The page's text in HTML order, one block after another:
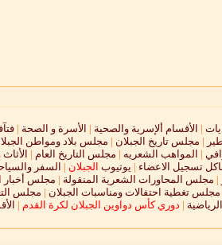
| الأقسام ألإسرية والصحية | الأسرة و الصحة |
| مجلس تاريخ الجبلان | مجلس بلاد ومواطن
| المواهب الشعريه | مجلس التاريخ العام | الأثاث
تسجيل الاعضاء | يوتيوب الجبلان | السفر
| مجلس المحاورات الشعرية المنقولة | مجلس أخبار
مجلس تغطية احتفالات ومناسبات الجبلان | مجلس
| دوري كأس دواوين الجبلان لكرة القدم |